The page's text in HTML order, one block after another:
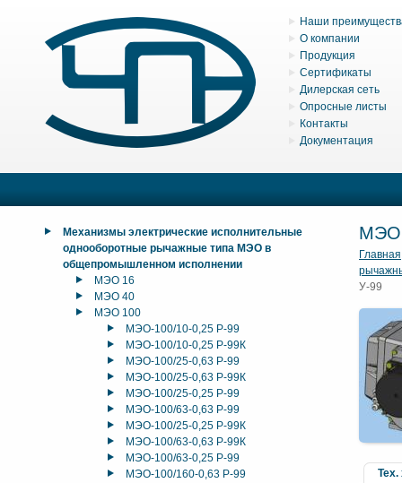
Наши
О компании
Продукция
Сертификаты
Дилерская сеть
Опросные листы
Контакты
Документация
Механизмы электрические исполнительные
однооборотные рычажные типа МЭО в
общепромышленном исполнении
МЭО 16
МЭО 40
МЭО 100
МЭО-100/10-0,25 Р-99
МЭО-100/10-0,25 Р-99К
МЭО-100/25-0,63 Р-99
МЭО-100/25-0,63 Р-99К
МЭО-100/25-0,25 Р-99
МЭО-100/63-0,63 Р-99
МЭО-100/25-0,25 Р-99К
МЭО-100/63-0,63 Р-99К
МЭО-100/63-0,25 Р-99
МЭО-100/160-0,63 Р-99
МЭО
Главная
У-99
Тех.